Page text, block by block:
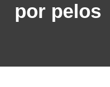
por pelos